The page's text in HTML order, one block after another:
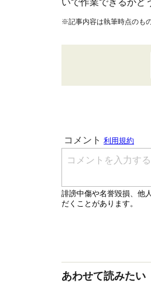
いで作業できるかど
※記事内容は執筆時点のも
あわせて読みたい